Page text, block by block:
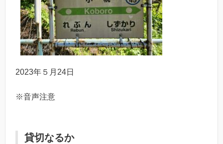
2023年５月24日
※音声注意
貸切なるか